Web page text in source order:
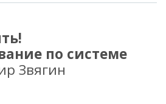
по системе
Звягин